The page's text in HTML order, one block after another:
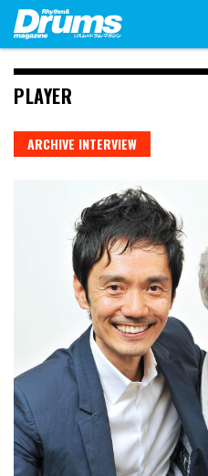
Skip
content
PLAYER
ARCHIVE INTERVIEW